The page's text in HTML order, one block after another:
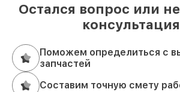
Остался вопрос или
Поможем определиться с
запчастей
Составим точную смету